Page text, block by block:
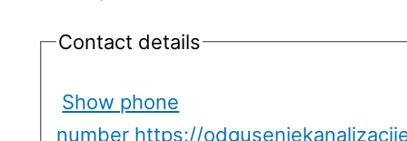
Contact details
Show phone
number https://